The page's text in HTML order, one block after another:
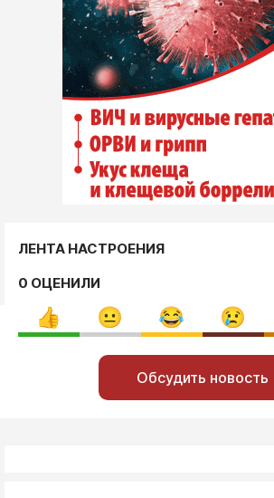
ЛЕНТА НАСТРОЕНИЯ
0 ОЦЕНИЛИ
Обсудить новость